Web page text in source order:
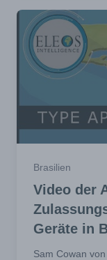
Brasilien
Video der
Geräte in
Sam Cowan